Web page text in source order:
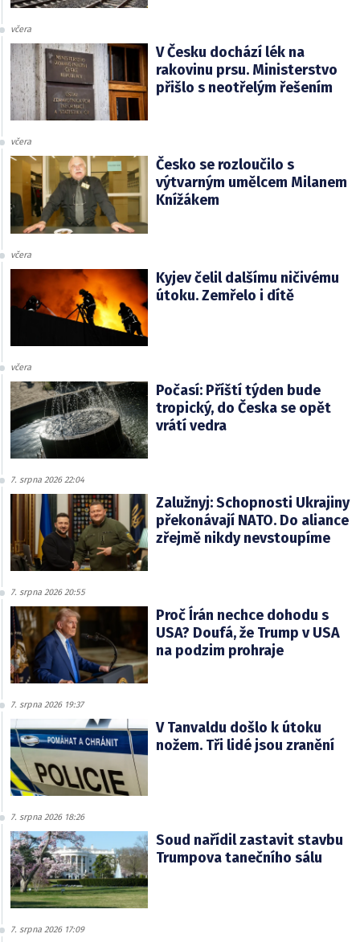
včera
V Česku dochází lék na
rakovinu prsu. Ministerstvo
přišlo s neotřelým řešením
včera
Česko se rozloučilo s
výtvarným umělcem Milanem
Knížákem
včera
Kyjev čelil dalšímu ničivému
útoku. Zemřelo i dítě
včera
Počasí: Příští týden bude
tropický, do Česka se opět
vrátí vedra
7. srpna 2026 22:04
Zalužnyj: Schopnosti Ukrajiny
překonávají NATO. Do aliance
zřejmě nikdy nevstoupíme
7. srpna 2026 20:55
Proč Írán nechce dohodu s
USA? Doufá, že Trump v USA
na podzim prohraje
7. srpna 2026 19:37
V Tanvaldu došlo k útoku
nožem. Tři lidé jsou zranění
7. srpna 2026 18:26
Soud nařídil zastavit stavbu
Trumpova tanečního sálu
7. srpna 2026 17:09